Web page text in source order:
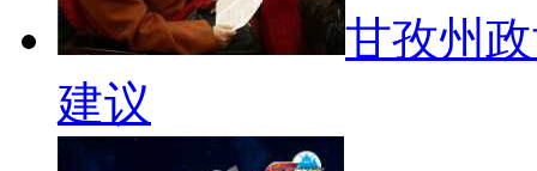
甘孜州
建议